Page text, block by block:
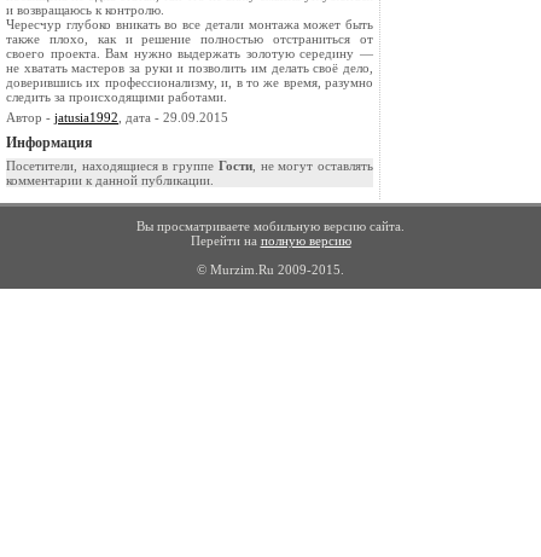
и возвращаюсь к контролю.
Чересчур глубоко вникать во все детали монтажа может быть
также плохо, как и решение полностью отстраниться от
своего проекта. Вам нужно выдержать золотую середину —
не хватать мастеров за руки и позволить им делать своё дело,
доверившись их профессионализму, и, в то же время, разумно
следить за происходящими работами.
Автор - jatusia1992 , дата - 29.09.2015
Информация
Посетители, находящиеся в группе Гости, не могут оставлять
комментарии к данной публикации.
Вы просматриваете мобильную версию сайта.
Перейти на полную версию
© Murzim.Ru 2009-2015.